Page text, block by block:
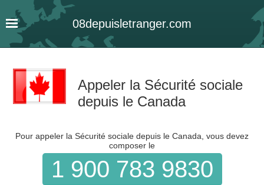
08depuisletranger.com
Appeler la Sécurité sociale
depuis le Canada
Pour appeler la Sécurité sociale depuis le Canada, vous devez
composer le
1 900 783 9830